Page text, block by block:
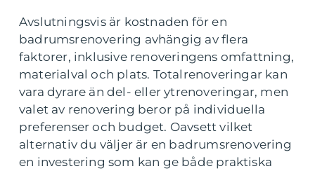
Avslutningsvis är kostnaden för en
badrumsrenovering avhängig av flera
faktorer, inklusive renoveringens omfattning,
materialval och plats. Totalrenoveringar kan
vara dyrare än del- eller ytrenoveringar, men
valet av renovering beror på individuella
preferenser och budget. Oavsett vilket
alternativ du väljer är en badrumsrenovering
en investering som kan ge både praktiska